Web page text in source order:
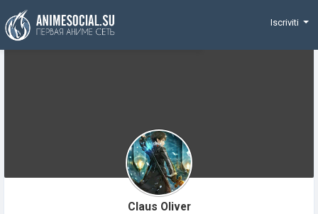
Funding
Iscriviti
Claus Oliver